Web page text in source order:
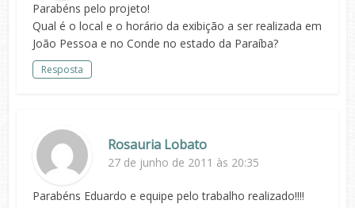
Parabéns pelo projeto!
Qual é o local e o horário da exibição a ser realizada em
João Pessoa e no Conde no estado da Paraíba?
Resposta
Rosauria Lobato
27 de junho de 2011 às 20:35
Parabéns Eduardo e equipe pelo trabalho realizado!!!!